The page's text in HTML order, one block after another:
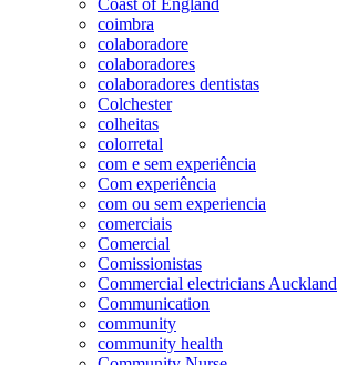
coimbra
colaboradore
colaboradores
colaboradores dentistas
Colchester
colheitas
colorretal
com e sem experiência
Com experiência
com ou sem experiencia
comerciais
Comercial
Comissionistas
Commercial electricians Auckland
Communication
community
community health